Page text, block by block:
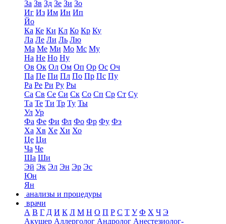
За Зв Зд Зе Зи Зо
Иг Из Им Ин Ип
Йо
Ка Ке Ки Кл Ко Кр Ку
Ла Ле Ли Ль Лю
Ма Ме Ми Мо Мс Му
На Не Но Ну
Ов Ок Ол Ом Оп Ор Ос Оч
Па Пе Пи Пл По Пр Пс Пу
Ра Ре Ри Ру Ры
Са Св Се Си Ск Со Сп Ср Ст Су
Та Те Ти Тр Ту Ты
Ул Ур
Фа Фе Фи Фл Фо Фр Фу Фэ
Ха Хв Хе Хи Хо
Це Ци
Ча Че
Ша Ши
Эй Эк Эл Эн Эр Эс
Юн
Ян
анализы и процедуры
врачи
А В Г Д И К Л М Н О П Р С Т У Ф Х Ч Э
Акушер Аллерголог Андролог Анестезиолог-